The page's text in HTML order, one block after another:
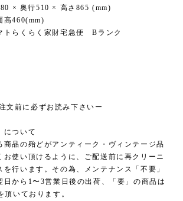
行510 × 高さ865 (mm)
らく家財宅急便 Bランク
文前に必ずお読み下さいー
について
商品の殆どがアンティーク・ヴィンテージ品
お使い頂けるように、ご配送前に再クリーニ
を行います。その為、メンテナンス「不要」
日から1〜3営業日後の出荷、「要」の商品は
頂いております。